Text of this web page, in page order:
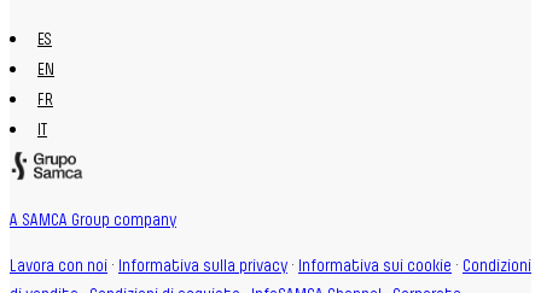
ES
EN
FR
A SAMCA Group company
Lavora con noi · Informativa sulla privacy · Informativa sui cookie · Condizioni